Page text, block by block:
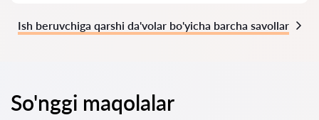
Ish beruvchiga qarshi da'volar bo'yicha barcha savollar
So'nggi maqolalar